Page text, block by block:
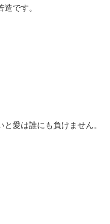
です。
愛は誰にも負けません。